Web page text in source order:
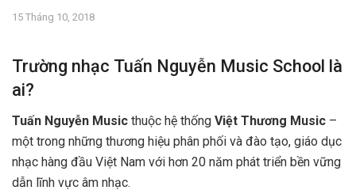
15 Tháng 10, 2018
Trường nhạc Tuấn Nguyễn Music School là
ai?
Tuấn Nguyễn Music thuộc hệ thống Việt Thương Music –
một trong những thương hiệu phân phối và đào tạo, giáo dục
nhạc hàng đầu Việt Nam với hơn 20 năm phát triển bền vững
dẫn lĩnh vực âm nhạc.